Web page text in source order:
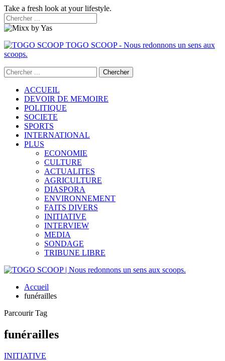
Take a fresh look at your lifestyle.
TOGO SCOOP - Nous redonnons un sens aux
scoops.
ACCUEIL
DEVOIR DE MEMOIRE
POLITIQUE
SOCIETE
SPORTS
INTERNATIONAL
PLUS
ECONOMIE
CULTURE
ACTUALITES
AGRICULTURE
DIASPORA
ENVIRONNEMENT
FAITS DIVERS
INITIATIVE
INTERVIEW
MEDIA
SONDAGE
TRIBUNE LIBRE
Accueil
funérailles
Parcourir Tag
funérailles
INITIATIVE